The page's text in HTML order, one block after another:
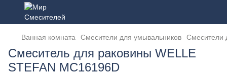
Ванная комната Смесители для умывальников Смесители
Смеситель для раковины WELLE
STEFAN MC16196D